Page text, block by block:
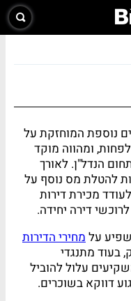
נוספת המוחזקת על
ומהווה מוקד
הנדל"ן. לאורך
להטלת מס נוסף על
מכירת דירות
דירה יחידה.
עלמחירי הדירות
בעוד מתנגדי
עלול להוביל
דווקא בשוכרים.